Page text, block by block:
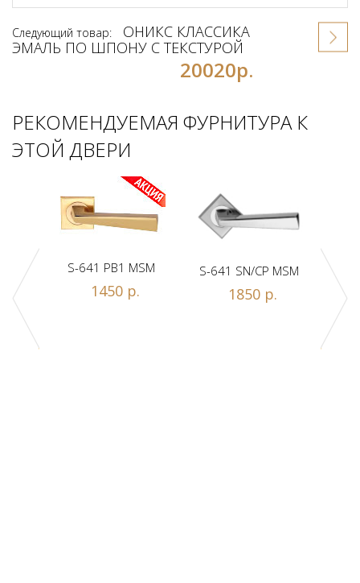
Следующий товар:
ОНИКС КЛАССИКА
ЭМАЛЬ ПО ШПОНУ С ТЕКСТУРОЙ
20020р.
РЕКОМЕНДУЕМАЯ ФУРНИТУРА К
ЭТОЙ ДВЕРИ
A
S-641 PB1 MSM
1450 р.
S-641 SN/CP MSM
1850 р.